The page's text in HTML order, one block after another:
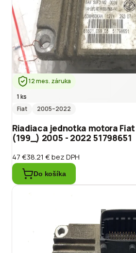
12 mes. záruka
1 ks
Fiat
2005–2022
Riadiaca jednotka motora
(199_) 2005 - 2022 51798651
47 €38.21 €bez DPH
Do košíka